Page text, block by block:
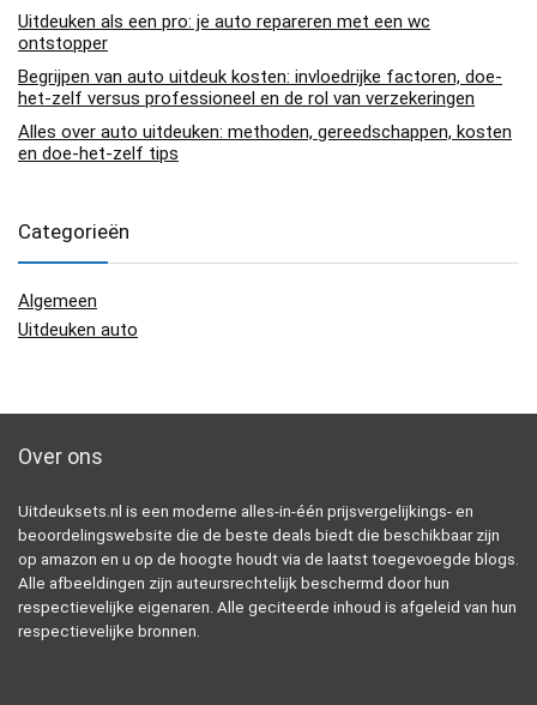
Uitdeuken als een pro: je auto repareren met een wc
ontstopper
Begrijpen van auto uitdeuk kosten: invloedrijke factoren, doe-
het-zelf versus professioneel en de rol van verzekeringen
Alles over auto uitdeuken: methoden, gereedschappen, kosten
en doe-het-zelf tips
Categorieën
Algemeen
Uitdeuken auto
Over ons
Uitdeuksets.nl is een moderne alles-in-één prijsvergelijkings- en
beoordelingswebsite die de beste deals biedt die beschikbaar zijn
op amazon en u op de hoogte houdt via de laatst toegevoegde blogs.
Alle afbeeldingen zijn auteursrechtelijk beschermd door hun
respectievelijke eigenaren. Alle geciteerde inhoud is afgeleid van hun
respectievelijke bronnen.